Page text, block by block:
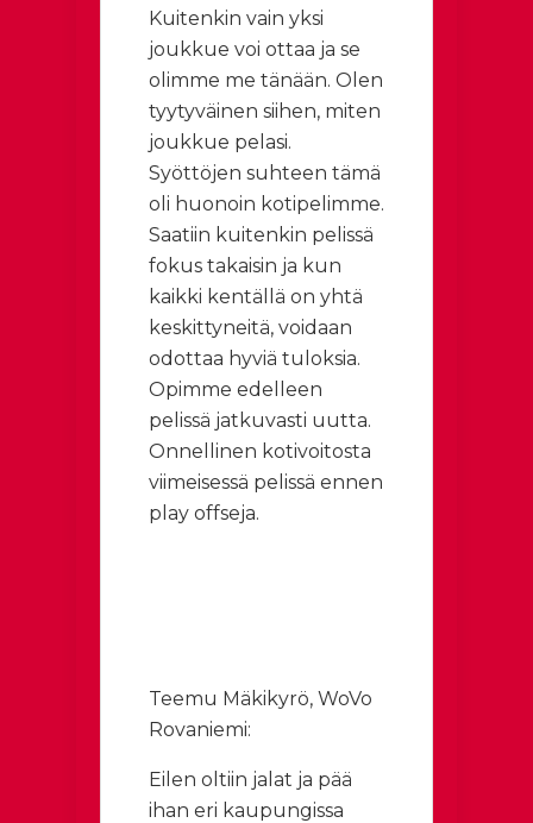
Kuitenkin vain yksi
joukkue voi ottaa ja se
olimme me tänään. Olen
tyytyväinen siihen, miten
joukkue pelasi.
Syöttöjen suhteen tämä
oli huonoin kotipelimme.
Saatiin kuitenkin pelissä
fokus takaisin ja kun
kaikki kentällä on yhtä
keskittyneitä, voidaan
odottaa hyviä tuloksia.
Opimme edelleen
pelissä jatkuvasti uutta.
Onnellinen kotivoitosta
viimeisessä pelissä ennen
play offseja.
Teemu Mäkikyrö, WoVo
Rovaniemi:
Eilen oltiin jalat ja pää
ihan eri kaupungissa